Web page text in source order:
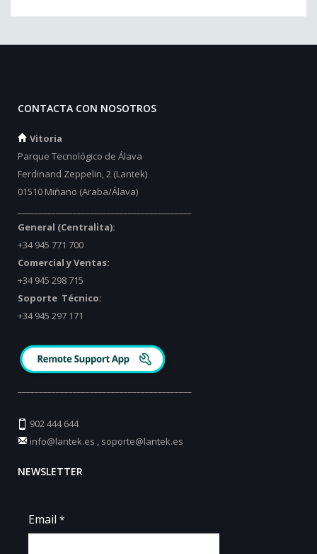
CONTACTA CON NOSOTROS
Vitoria
Parque Tecnológico de Álava
Ferdinand Zeppelin, 2 (Lantek)
01510 Miñano (Araba/Álava)
General (Centralita):
+34 945 771 700
Comercial y Ventas:
+34 945 298 715
Soporte Técnico:
+34 945 297 171
902 444 644
info@lantek.es , soporte@lantek.es
NEWSLETTER